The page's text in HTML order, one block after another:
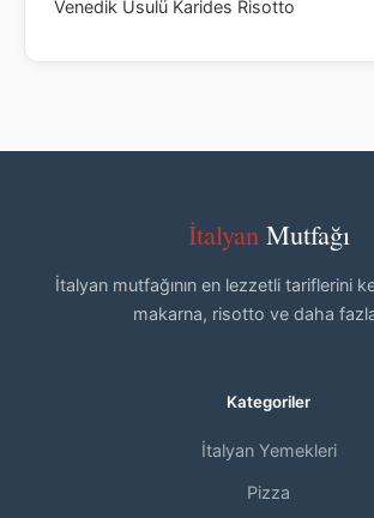
Venedik Usulü Karides Risotto
İtalyan Mutfağı
İtalyan mutfağının en lezzetli tariflerini
makarna, risotto ve daha
Kategoriler
İtalyan Yemekleri
Pizza